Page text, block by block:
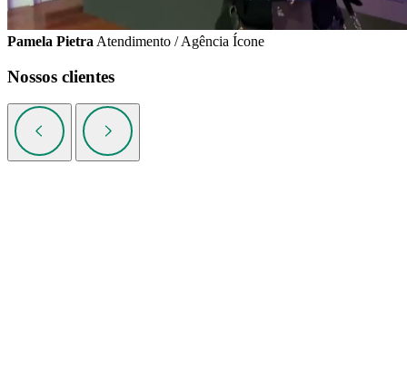
Pamela Pietra Atendimento / Agência Ícone
Nossos clientes